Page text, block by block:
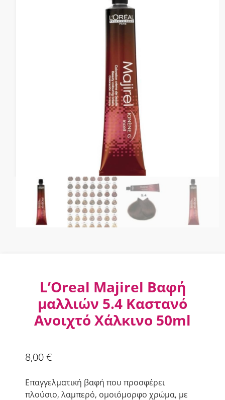
L’Oreal Majirel Βαφή
μαλλιών 5.4 Καστανό
Ανοιχτό Χάλκινο 50ml
8,00€
Επαγγελματική βαφή που προσφέρει
πλούσιο, λαμπερό, ομοιόμορφο χρώμα, με